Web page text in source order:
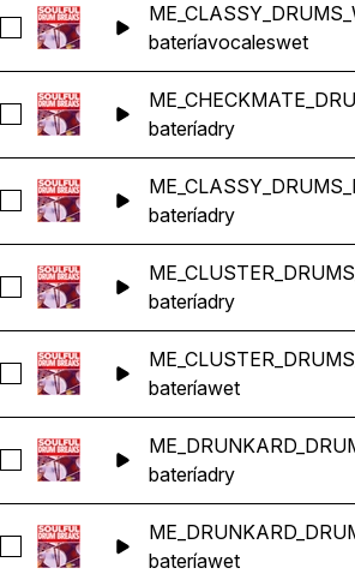
Seleccionar
bateríavocaleswet
Seleccionar
bateríadry
Seleccionar
bateríadry
Seleccionar
bateríadry
Seleccionar
bateríawet
Seleccionar
bateríadry
Seleccionar
bateríawet